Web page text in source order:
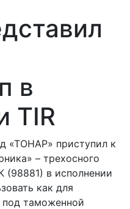
в
TIR
«ТОНАР» приступил к
– трехосного
(98881) в исполнении
как для
таможенной